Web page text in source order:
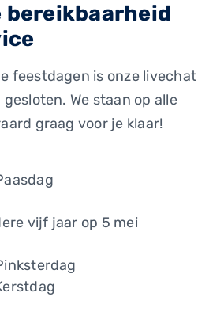
bereikbaarheid
feestdagen is onze livechat
We staan op alle
graag voor je klaar!
vijf jaar op 5 mei